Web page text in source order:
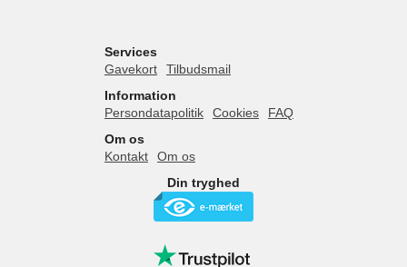
Services
Gavekort
Tilbudsmail
Information
Persondatapolitik
Cookies
FAQ
Om os
Kontakt
Om os
Din tryghed